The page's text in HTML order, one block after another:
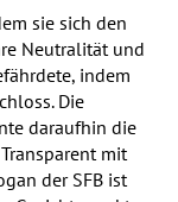
sie sich den
Neutralität und
indem
Die
daraufhin die
mit
der SFBist